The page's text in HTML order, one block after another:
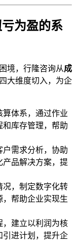
为盈的系
境，行隆咨询从成
四大维度切入，为企
算体系，通过作业
和库存管理，帮助
需求分析，协助
品解决方案，提
况，制定数字化转
，帮助企业实现生
，建立以利润为核
引进计划，提升企